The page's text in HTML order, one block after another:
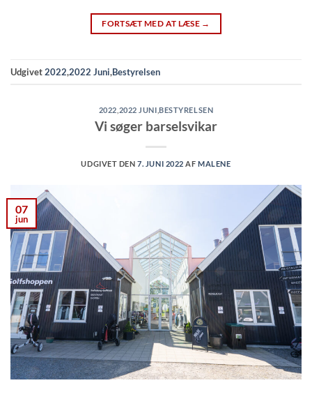
FORTSÆT MED AT LÆSE →
Udgivet2022,2022 Juni,Bestyrelsen
2022 2022 JUNI ,BESTYRELSEN
Vi søger barselsvikar
UDGIVET DEN7. JUNI 2022 AFMALENE
07
jun